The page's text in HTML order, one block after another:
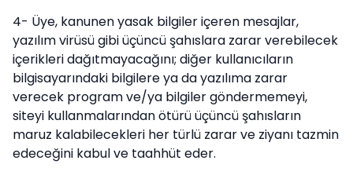
4- Üye, kanunen yasak bilgiler içeren mesajlar,
yazılım virüsü gibi üçüncü şahıslara zarar verebilecek
içerikleri dağıtmayacağını; diğer kullanıcıların
bilgisayarındaki bilgilere ya da yazılıma zarar
verecek program ve/ya bilgiler göndermemeyi,
siteyi kullanmalarından ötürü üçüncü şahısların
maruz kalabilecekleri her türlü zarar ve ziyanı tazmin
edeceğini kabul ve taahhüt eder.